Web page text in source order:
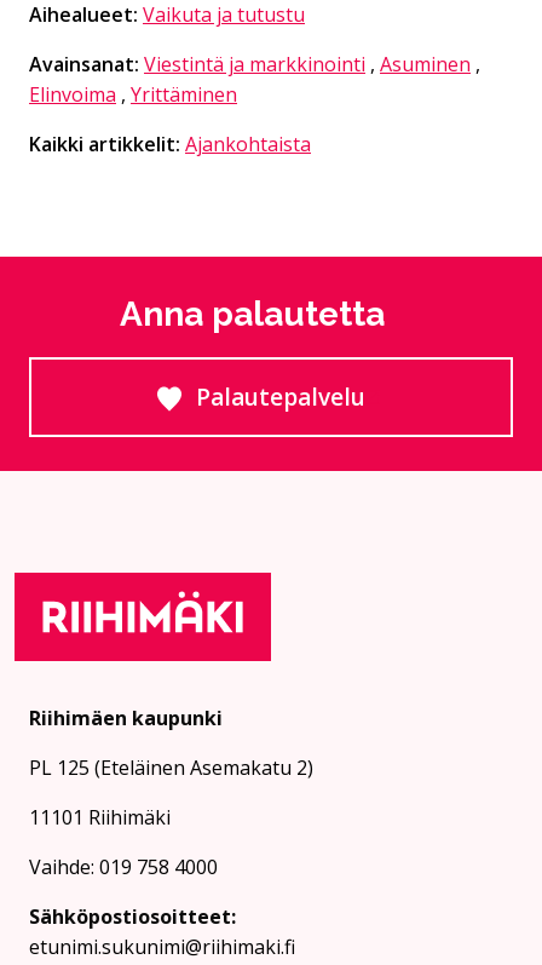
Aihealueet: Vaikuta ja tutustu
Avainsanat: Viestintä ja markkinointi , Asuminen ,
Elinvoima , Yrittäminen
Kaikki artikkelit: Ajankohtaista
Anna palautetta
Palautepalvelu
Siirtyy ulkoiselle
Riihimäen kaupunki
PL 125 (Eteläinen Asemakatu 2)
11101 Riihimäki
Vaihde: 019 758 4000
Sähköpostiosoitteet:
etunimi.sukunimi@riihimaki.fi